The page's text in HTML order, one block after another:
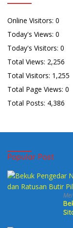
Online Visitors: 0
Today's Views: 0
Today's Visitors: 0
Total Views: 2,256
Total Visitors: 1,255
Total Page Views: 0
Total Posts: 4,386
Popular Post